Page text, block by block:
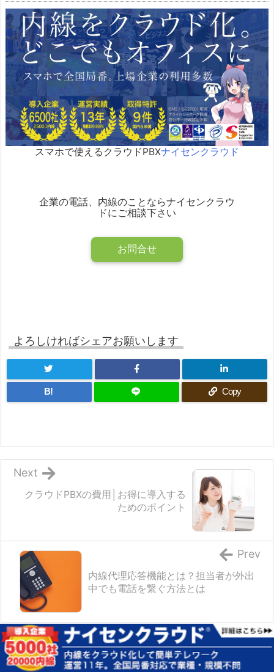
スマホで使えるクラウドPBXナイセンクラウド
企業の電話、内線のことならナイセンクラウ
ドにご相談下さい
お問合せ
よろしければシェアお願いします
B! Copy
クラウドPBXの費用│お得に導入する
ためのポイント
Next
内線代理応答機能とは？担当者が外出
中でも電話を繋ぐ方法とは
Prev